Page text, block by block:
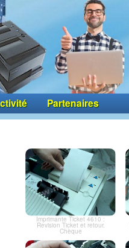
Partenaires
Imprimante Ticket 4610 :
Revision Ticket et retour.
Chèque